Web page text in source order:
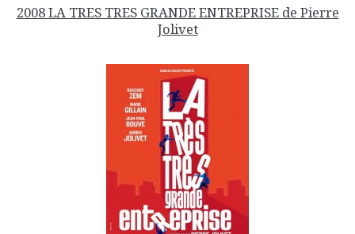
2008 LA TRES TRES GRANDE ENTREPRISE de Pierre
Jolivet